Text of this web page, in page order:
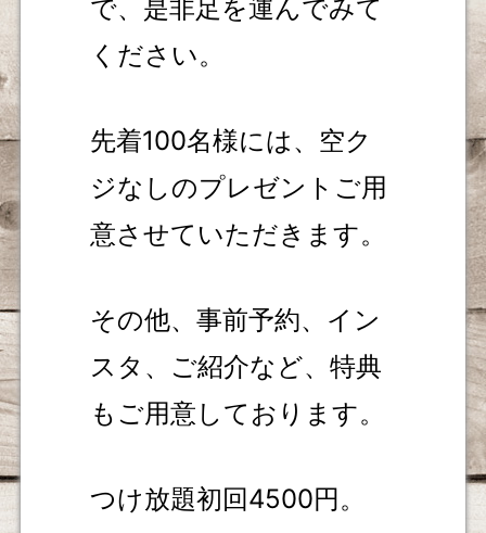
で、是非足を運んでみて
ください。
先着100名様には、空ク
ジなしのプレゼントご用
意させていただきます。
その他、事前予約、イン
スタ、ご紹介など、特典
もご用意しております。
つけ放題初回4500円。